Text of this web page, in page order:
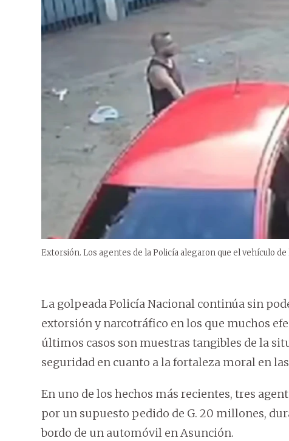
Extorsión. Los agentes de la Policía alegaron que el vehículo de
La golpeada Policía Nacional continúa sin
extorsión y narcotráfico en los que muchos
últimos casos son muestras tangibles de la
seguridad en cuanto a la fortaleza moral en
En uno de los hechos más recientes, tres
por un supuesto pedido de G. 20 millones,
bordo de un automóvil en Asunción.